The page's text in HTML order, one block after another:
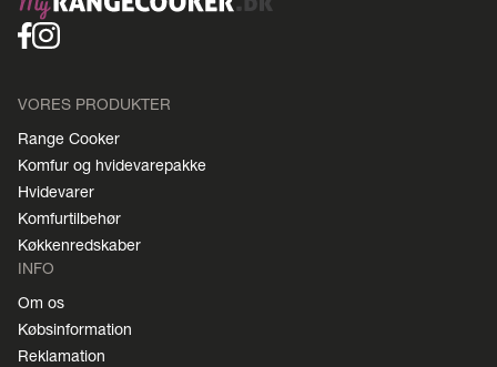
VORES PRODUKTER
Range Cooker
Komfur og hvidevarepakke
Hvidevarer
Komfurtilbehør
Køkkenredskaber
INFO
Om os
Købsinformation
Reklamation